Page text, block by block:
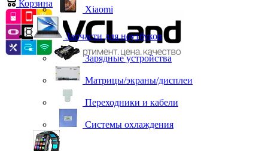
Корзина
Xiaomi
Запчасти для ноутбуков
Зарядные устройства
Матрицы/экраны/дисплеи
Переходники и кабели
Системы охлаждения